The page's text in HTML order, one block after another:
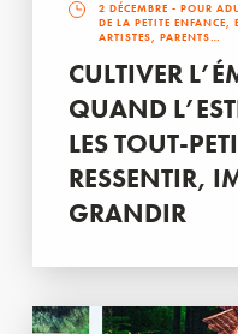
2 DÉCEMBRE - POUR
DE LA PETITE
ARTISTES, PARENTS…
CULTIVER
QUAND
LES TOUT-
RESSENTIR,
GRANDIR